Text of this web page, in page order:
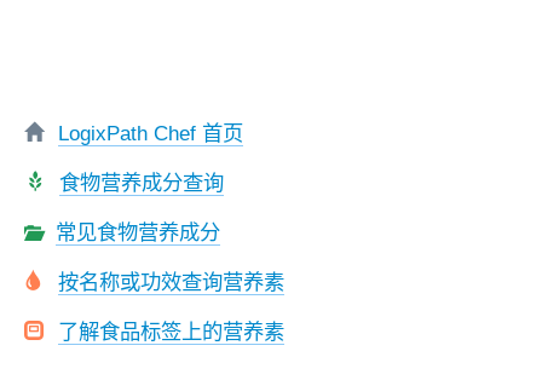
LogixPath Chef 首页
食物营养成分查询
常见食物营养成分
按名称或功效查询营养素
了解食品标签上的营养素